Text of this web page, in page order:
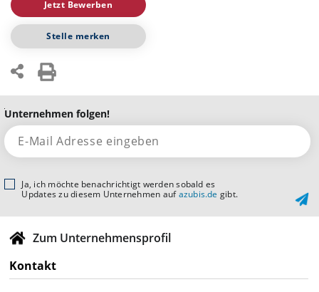
Jetzt Bewerben
Stelle merken
Unternehmen folgen!
Ja, ich möchte benachrichtigt werden sobald es
Updates zu diesem Unternehmen aufazubis.de gibt.
Zum Unternehmensprofil
Kontakt